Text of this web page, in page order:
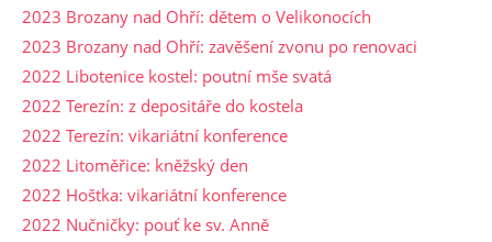
2023 Brozany nad Ohří: dětem o Velikonocích
2023 Brozany nad Ohří: zavěšení zvonu po renovaci
2022 Libotenice kostel: poutní mše svatá
2022 Terezín: z depositáře do kostela
2022 Terezín: vikariátní konference
2022 Litoměřice: kněžský den
2022 Hoštka: vikariátní konference
2022 Nučničky: pouť ke sv. Anně